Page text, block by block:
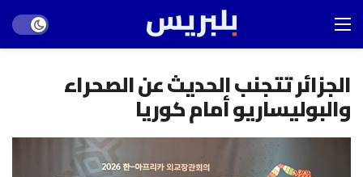
mode
الجزائر تتجنب الحديث عن الصحراء
والبوليساريو أمام كوريا